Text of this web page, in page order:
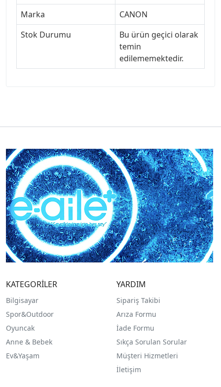
Marka
CANON
Stok Durumu
Bu ürün geçici olarak
temin
edilememektedir.
KATEGORİLER
Bilgisayar
Spor&Outdoor
Oyuncak
Anne & Bebek
Ev&Yaşam
YARDIM
Sipariş Takibi
Arıza Formu
İade Formu
Sıkça Sorulan Sorular
Müşteri Hizmetleri
İletişim